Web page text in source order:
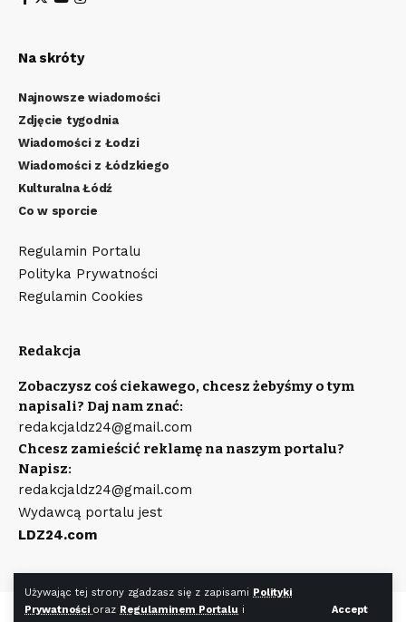
Używając tej strony zgadzasz się z zapisami Polityki
Prywatności oraz Regulaminem Portalu i
Accept
Na skróty
Najnowsze wiadomości
Zdjęcie tygodnia
Wiadomości z Łodzi
Wiadomości z Łódzkiego
Kulturalna Łódź
Co w sporcie
Regulamin Portalu
Polityka Prywatności
Regulamin Cookies
Redakcja
Zobaczysz coś ciekawego, chcesz żebyśmy o tym
napisali? Daj nam znać:
redakcjaldz24@gmail.com
Chcesz zamieścić reklamę na naszym portalu?
Napisz:
redakcjaldz24@gmail.com
Wydawcą portalu jest
LDZ24.com
©LDZ24.com Wszystkie prawa zastrzeżone. Wykonanie strony